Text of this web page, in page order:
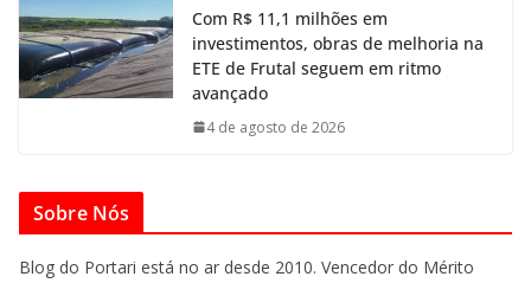
Com R$ 11,1 milhões em
investimentos, obras de melhoria na
ETE de Frutal seguem em ritmo
avançado
4 de agosto de 2026
Sobre Nós
Blog do Portari está no ar desde 2010. Vencedor do Mérito